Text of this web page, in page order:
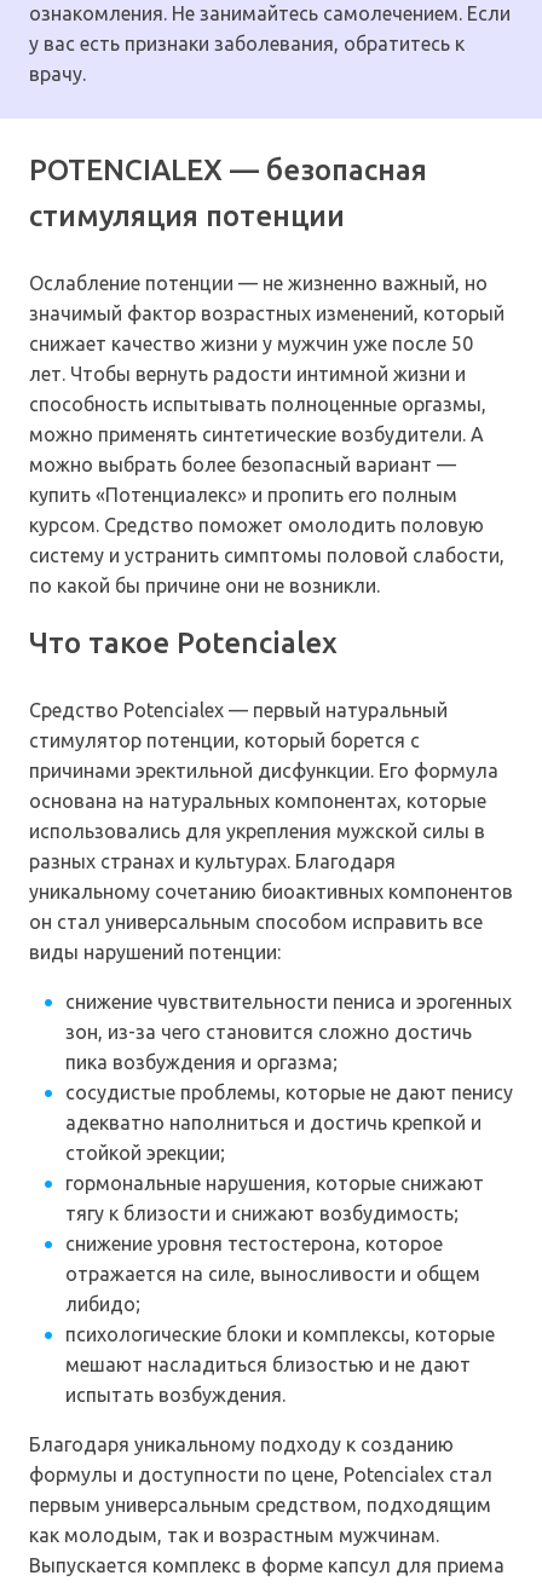
ознакомления. Не занимайтесь самолечением. Если
у вас есть признаки заболевания, обратитесь к
врачу.
POTENCIALEX — безопасная
стимуляция потенции
Ослабление потенции — не жизненно важный, но
значимый фактор возрастных изменений, который
снижает качество жизни у мужчин уже после 50
лет. Чтобы вернуть радости интимной жизни и
способность испытывать полноценные оргазмы,
можно применять синтетические возбудители. А
можно выбрать более безопасный вариант —
купить «Потенциалекс» и пропить его полным
курсом. Средство поможет омолодить половую
систему и устранить симптомы половой слабости,
по какой бы причине они не возникли.
Что такое Potencialex
Средство Potencialex — первый натуральный
стимулятор потенции, который борется с
причинами эректильной дисфункции. Его формула
основана на натуральных компонентах, которые
использовались для укрепления мужской силы в
разных странах и культурах. Благодаря
уникальному сочетанию биоактивных компонентов
он стал универсальным способом исправить все
виды нарушений потенции:
снижение чувствительности пениса и эрогенных
зон, из-за чего становится сложно достичь
пика возбуждения и оргазма;
сосудистые проблемы, которые не дают пенису
адекватно наполниться и достичь крепкой и
стойкой эрекции;
гормональные нарушения, которые снижают
тягу к близости и снижают возбудимость;
снижение уровня тестостерона, которое
отражается на силе, выносливости и общем
либидо;
психологические блоки и комплексы, которые
мешают насладиться близостью и не дают
испытать возбуждения.
Благодаря уникальному подходу к созданию
формулы и доступности по цене, Potencialex стал
первым универсальным средством, подходящим
как молодым, так и возрастным мужчинам.
Выпускается комплекс в форме капсул для приема